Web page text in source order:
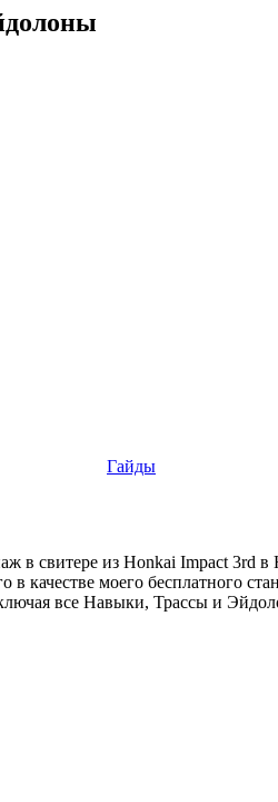
Гайды
свитере из Honkai Impact 3rd
качестве моего бесплатного
все Навыки, Трассы и